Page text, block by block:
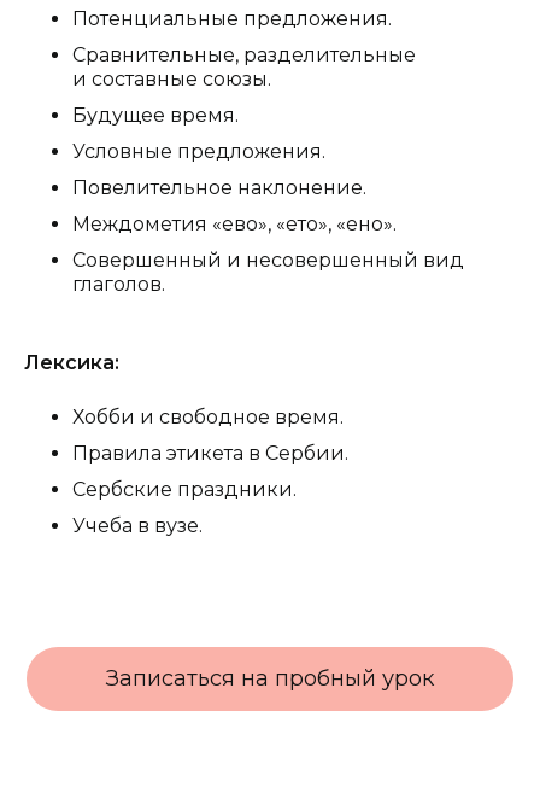
Потенциальные предложения.
Сравнительные, разделительные
и составные союзы.
Будущее время.
Условные предложения.
Повелительное наклонение.
Междометия «ево», «ето», «ено».
Совершенный и несовершенный вид
глаголов.
Лексика:
Хобби и свободное время.
Правила этикета в Сербии.
Сербские праздники.
Учеба в вузе.
Записаться на пробный урок